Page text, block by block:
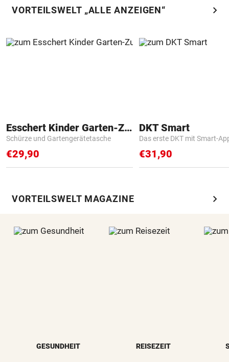
VORTEILSWELT „ALLE ANZEIGEN“ chevron_right
Esschert Kinder Garten-Zubehör
Schürze und Gartengerätetasche
€29,90
DKT Smart
Das erste DKT mit Smart-
€31,90
VORTEILSWELT MAGAZINE chevron_right
GESUNDHEIT REISEZEIT